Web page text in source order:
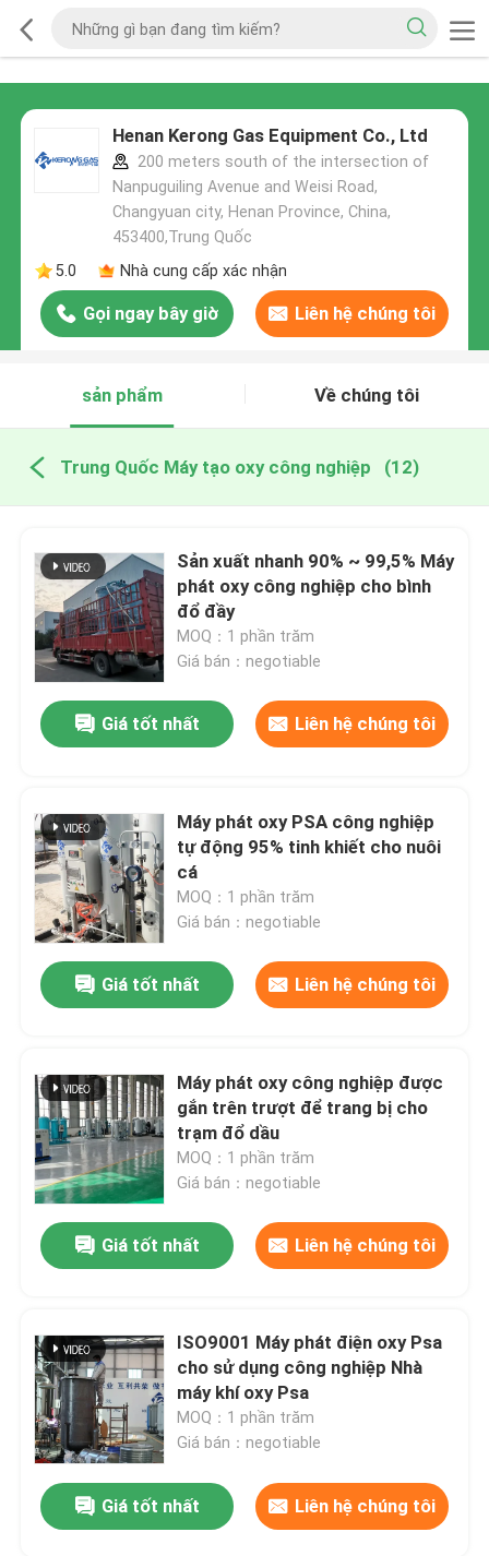
Henan Kerong Gas Equipment Co., Ltd
200 meters south of the intersection of
Nanpuguiling Avenue and Weisi Road,
Changyuan city, Henan Province, China,
453400,Trung Quốc
5.0
Nhà cung cấp xác nhận
Gọi ngay bây giờ Liên hệ chúng tôi
sản phẩm Về chúng tôi
Trung Quốc Máy tạo oxy công nghiệp (12)
Sản xuất nhanh 90% ~ 99,5% Máy
phát oxy công nghiệp cho bình
đổ đầy
MOQ：1 phần trăm
Giá bán：negotiable
Giá tốt nhất Liên hệ chúng tôi
Máy phát oxy PSA công nghiệp
tự động 95% tinh khiết cho nuôi
cá
MOQ：1 phần trăm
Giá bán：negotiable
Giá tốt nhất Liên hệ chúng tôi
Máy phát oxy công nghiệp được
gắn trên trượt để trang bị cho
trạm đổ dầu
MOQ：1 phần trăm
Giá bán：negotiable
Giá tốt nhất Liên hệ chúng tôi
ISO9001 Máy phát điện oxy Psa
cho sử dụng công nghiệp Nhà
máy khí oxy Psa
MOQ：1 phần trăm
Giá bán：negotiable
Giá tốt nhất Liên hệ chúng tôi